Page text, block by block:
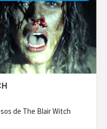
de The Blair Witch